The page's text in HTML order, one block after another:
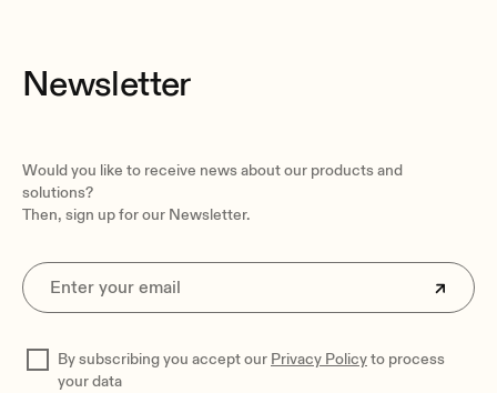
Newsletter
Would you like to receive news about our products and
solutions?
Then, sign up for our Newsletter.
By subscribing you accept our Privacy Policyto process
your data